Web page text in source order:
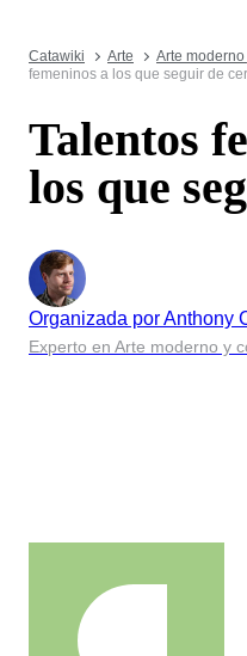
Catawiki Arte Arte
femeninos a los que seguir de
Talentos
los que
Organizada porAnthony
Experto en Arte moderno y